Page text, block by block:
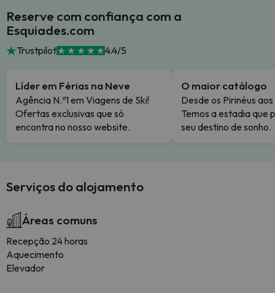
Reserve com confiança com a
Esquiades.com
Trustpilot 4.4/5
Líder em Férias na Neve
Agência N.º1 em Viagens de Ski!
Ofertas exclusivas que só
encontra no nosso website.
O maior catálogo
Desde os Pirinéus
Temos a estadia que
seu destino de sonho.
Serviços do alojamento
Áreas comuns
Recepção 24 horas
Aquecimento
Elevador